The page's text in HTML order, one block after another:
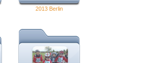
2013 Berlin